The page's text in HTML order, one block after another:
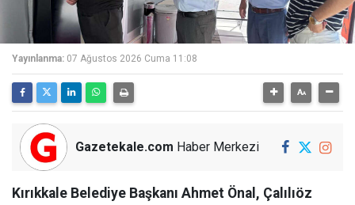
Yayınlanma: 07 Ağustos 2026 Cuma 11:08
Gazetekale.com Haber Merkezi
Kırıkkale Belediye Başkanı Ahmet Önal, Çalılıöz